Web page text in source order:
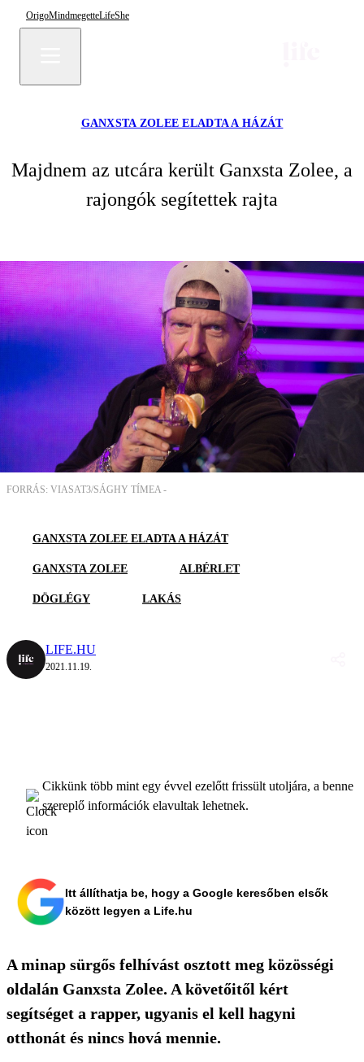
OrigoMindmegetteLifeShe
GANXSTA ZOLEE ELADTA A HÁZÁT
Majdnem az utcára került Ganxsta Zolee, a
rajongók segítettek rajta
FORRÁS: VIASAT3/SÁGHY TÍMEA -
GANXSTA ZOLEE ELADTA A HÁZÁT
GANXSTA ZOLEE ALBÉRLET
DÖGLÉGY LAKÁS
LIFE.HU
2021.11.19.
Cikkünk több mint egy évvel ezelőtt frissült utoljára, a benne
szereplő információk elavultak lehetnek.
Itt állíthatja be, hogy a Google keresőben elsők
között legyen a Life.hu
A minap sürgős felhívást osztott meg közösségi
oldalán Ganxsta Zolee. A követőitől kért
segítséget a rapper, ugyanis el kell hagyni
otthonát és nincs hová mennie.